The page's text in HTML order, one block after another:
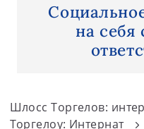
на себя
Шлосс Торгелов:
Торгелоу: Интернат